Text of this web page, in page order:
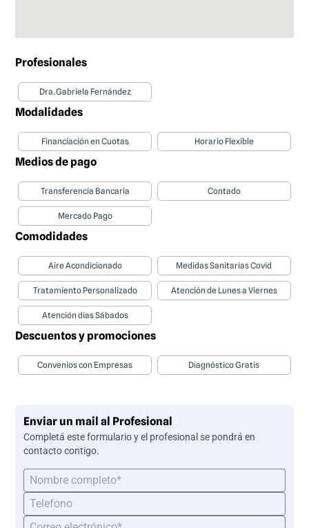
Profesionales
Dra. Gabriela Fernández
Modalidades
Financiación en Cuotas Horario Flexible
Medios de pago
Transferencia Bancaria Contado
Mercado Pago
Comodidades
Aire Acondicionado Medidas Sanitarias Covid
Tratamiento Personalizado Atención de Lunes a Viernes
Atención días Sábados
Descuentos y promociones
Convenios con Empresas Diagnóstico Gratis
Enviar un mail al Profesional
Completá este formulario y el profesional se pondrá en
contacto contigo.